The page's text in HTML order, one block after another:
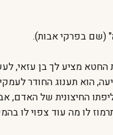
" (שם בפרקי אבות).
מציע לך בן עזאי,
הוא תענוג החודר
החיצונית של האדם,
לו מה עוד צפוי לו